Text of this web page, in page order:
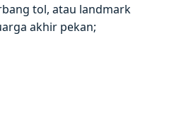
tol, atau landmark
akhir pekan;